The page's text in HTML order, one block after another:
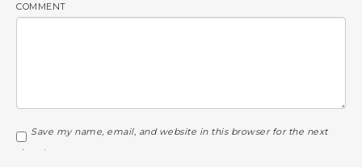
COMMENT
Save my name, email, and website in this browser for the next
time I comment.